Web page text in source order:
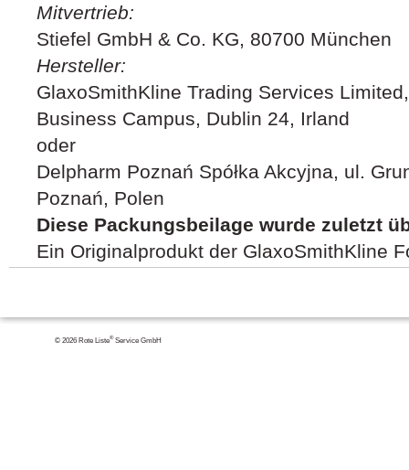
Mitvertrieb:
Stiefel GmbH & Co. KG, 80700 München
Hersteller:
GlaxoSmithKline Trading Services
Business Campus, Dublin 24, Irland
oder
Delpharm Poznań Spółka Akcyjna, ul.
Poznań, Polen
Diese Packungsbeilage wurde zuletzt
Ein Originalprodukt der GlaxoSmithKline
© 2026 Rote Liste®Service GmbH